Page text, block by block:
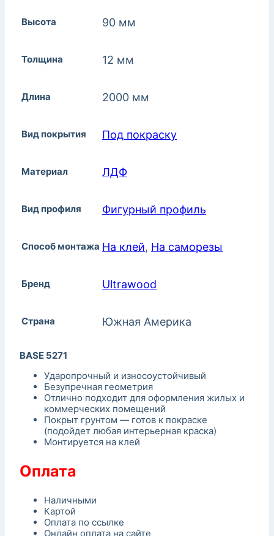
Высота 90 мм
Толщина 12 мм
Длина 2000 мм
Вид покрытия Под покраску
Материал ЛДФ
Вид профиля Фигурный профиль
Способ монтажа На клей, На саморезы
Бренд Ultrawood
Страна Южная Америка
BASE 5271
Ударопрочный и износоустойчивый
Безупречная геометрия
Отлично подходит для оформления жилых и
коммерческих помещений
Покрыт грунтом — готов к покраске
(подойдет любая интерьерная краска)
Монтируется на клей
Оплата
Наличными
Картой
Оплата по ссылке
Онлайн оплата на сайте